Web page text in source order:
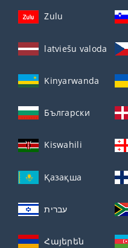
Zulu
latviešu valoda
Kinyarwanda
Български
Kiswahili
Қазақша
עברית
Հայերեն